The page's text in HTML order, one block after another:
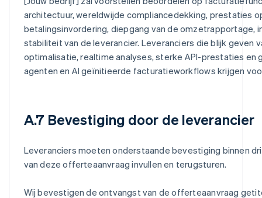
architectuur, wereldwijde compliancedekking, prestaties
betalingsinvordering, diepgang van de omzetrapportage,
stabiliteit van de leverancier. Leveranciers die blijk geven
optimalisatie, realtime analyses, sterke API-prestaties en
agenten en AI geïnitieerde facturatieworkflows krijgen
A.7 Bevestiging door de leverancier
Leveranciers moeten onderstaande bevestiging binnen
van deze offerteaanvraag invullen en terugsturen.
Wij bevestigen de ontvangst van de offerteaanvraag